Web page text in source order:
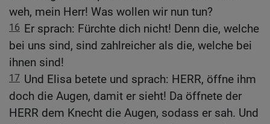
weh, mein Herr! Was wollen wir nun tun?
16 Er sprach: Fürchte dich nicht! Denn die, welche
bei uns sind, sind zahlreicher als die, welche bei
ihnen sind!
17 Und Elisa betete und sprach: HERR, öffne ihm
doch die Augen, damit er sieht! Da öffnete der
HERR dem Knecht die Augen, sodass er sah. Und